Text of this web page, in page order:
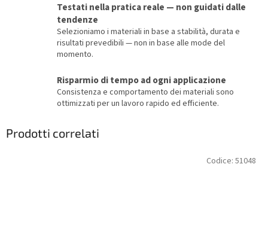
Testati nella pratica reale — non guidati dalle
tendenze
Selezioniamo i materiali in base a stabilità, durata e
risultati prevedibili — non in base alle mode del
momento.
Risparmio di tempo ad ogni applicazione
Consistenza e comportamento dei materiali sono
ottimizzati per un lavoro rapido ed efficiente.
Prodotti correlati
Codice: 51048